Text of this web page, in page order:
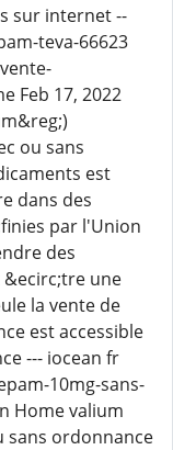
sur internet --
teva-66623
Feb 17, 2022
ou sans
est
dans des
par l'Union
des
une
la vente de
est accessible
--- iocean fr
10mg-sans-
Home valium
sans ordonnance